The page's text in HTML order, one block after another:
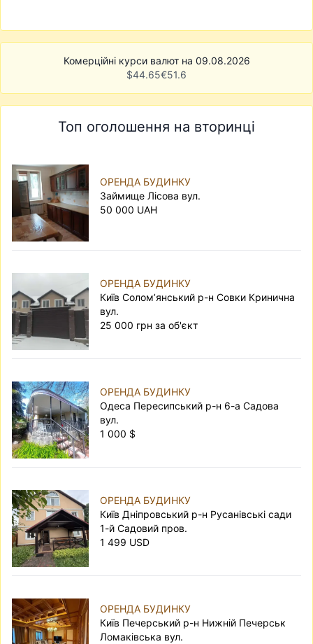
Комерційні курси валют на 09.08.2026
$44.65€51.6
Топ оголошення на вторинці
ОРЕНДА БУДИНКУ
Займище Лісова вул.
50 000 UAH
ОРЕНДА БУДИНКУ
Київ Солом’янський р-н Совки Кринична
вул.
25 000 грн за об'єкт
ОРЕНДА БУДИНКУ
Одеса Пересипський р-н 6-а Садова
вул.
1 000 $
ОРЕНДА БУДИНКУ
Київ Дніпровський р-н Русанівські сади
1-й Садовий пров.
1 499 USD
ОРЕНДА БУДИНКУ
Київ Печерський р-н Нижній Печерськ
Ломаківська вул.